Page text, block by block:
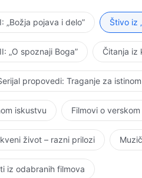
koja poseduje humanost i
duplo više nadmenosti
malim pomoćnikom, onda
Sve što ti preostaje je da
si počinio greh koji
nebu će istrajati u tome da ti
ozbiljne prirode. Kada
se budeš družio sa Hristom
Bog samo osoba, tada
„Božja pojava i delo” Štivo iz
„O spoznaji Boga” Čitanja iz
propovedi: Traganje za
iskustvu Filmovi o
život – razni prilozi
iz odabranih filmova